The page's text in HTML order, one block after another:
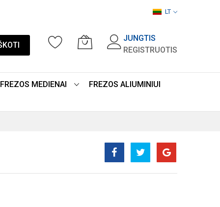
LT
JUNGTIS
REGISTRUOTIS
FREZOS MEDIENAI
FREZOS ALIUMINIUI